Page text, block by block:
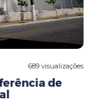
689 visualizações
de